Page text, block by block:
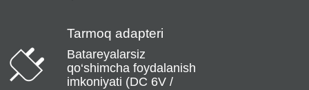
Tarmoq adapteri
Batareyalarsiz
qo‘shimcha foydalanish
imkoniyati (DC 6V /